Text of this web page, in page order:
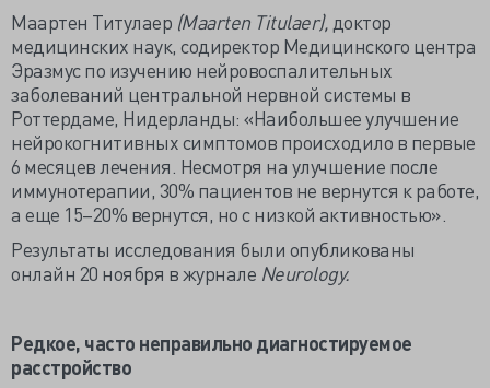
Маартен Титулаер (Maarten Titulaer), доктор
медицинских наук, содиректор Медицинского центра
Эразмус по изучению нейровоспалительных
заболеваний центральной нервной системы в
Роттердаме, Нидерланды: «Наибольшее улучшение
нейрокогнитивных симптомов происходило в первые
6 месяцев лечения. Несмотря на улучшение после
иммунотерапии, 30% пациентов не вернутся к работе,
а еще 15–20% вернутся, но с низкой активностью».
Результаты исследования были опубликованы
онлайн 20 ноября в журнале Neurology.
Редкое, часто неправильно диагностируемое
расстройство